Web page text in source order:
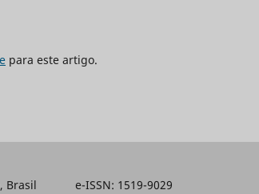
para este artigo.
Brasil e-ISSN: 1519-9029